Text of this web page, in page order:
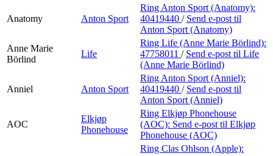
Anatomy Anton Sport
Ring Anton Sport (Anatomy):
40419440 / Send e-post til
Anton Sport (Anatomy)
Anne Marie
Börlind
Life
Ring Life (Anne Marie Börlind):
47758011 / Send e-post til Life
(Anne Marie Börlind)
Anniel Anton Sport
Ring Anton Sport (Anniel):
40419440 / Send e-post til
Anton Sport (Anniel)
AOC
Elkjøp
Phonehouse
Ring Elkjøp Phonehouse
(AOC): Send e-post til Elkjøp
Phonehouse (AOC)
Ring Clas Ohlson (Apple):